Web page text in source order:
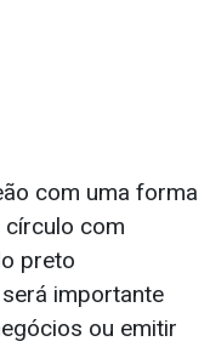
importante
ou emitir